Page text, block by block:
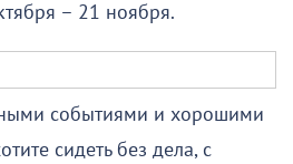
– 21 ноября.
событиями и хорошими
сидеть без дела, с